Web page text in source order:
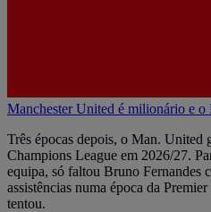
Manchester United é milionário e
Três épocas depois, o Man. United
Champions League em 2026/27.
equipa, só faltou Bruno Fernandes
assistências numa época da
tentou.